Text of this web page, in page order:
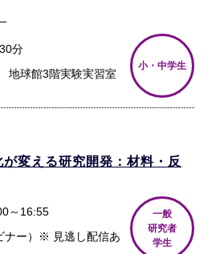
分
地球館3階実験実習室
小・中学生
変える研究開発：材料・反
～16:55
ナー）※ 見逃し配信あ
一般
研究者
学生